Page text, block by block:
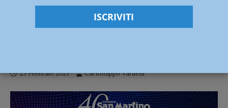
Paolo Braiati
CRER FIGC, respinto il ricorso dell’ex
25 Febbraio 2021 Carlofilippo Vardelli